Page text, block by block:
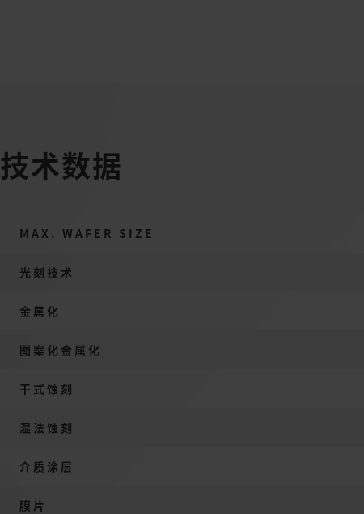
技术数据
MAX. WAFER SIZE
光刻技术
金属化
图案化金属化
干式蚀刻
湿法蚀刻
介质涂层
膜片